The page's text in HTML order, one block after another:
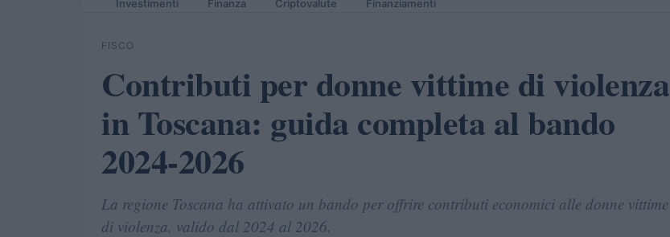
Investimenti Finanza Criptovalute Finanziamenti
FISCO
Contributi per donne vittime di violenza
in Toscana: guida completa al bando
2024-2026
La regione Toscana ha attivato un bando per offrire contributi economici alle donne vittime
di violenza, valido dal 2024 al 2026.